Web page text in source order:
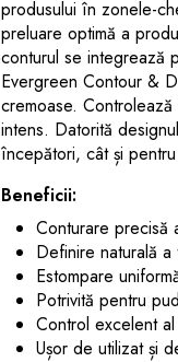
produsului în zonele-
preluare optimă a
conturul se integrează
Evergreen Contour &
cremoase.
intens. Datorită
începători, cât și
Beneficii:
Conturare precisă
Definire naturală a
Estompare
Potrivită pentru
Control excelent al
Ușor de utilizat și